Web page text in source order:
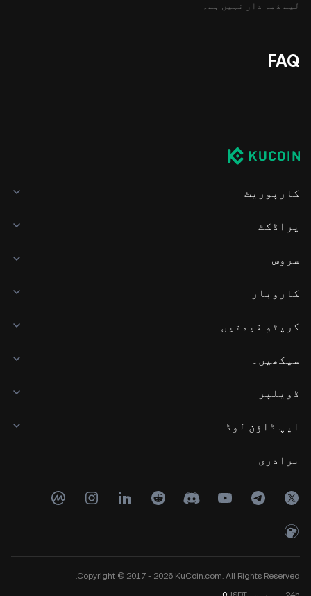
لیے ذمہ دار نہیں ہے۔
FAQ
کارپوریٹ
پراڈکٹ
سروس
کاروبار
کرپٹو قیمتیں
سیکھیں۔
ڈویلپر
ایپ ڈاؤن لوڈ
برادری
Copyright © 2017 - 2026 KuCoin.com. All Rights Reserved.